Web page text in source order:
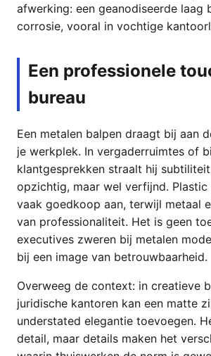
afwerking: een geanodiseerde laag
corrosie, vooral in vochtige
Een professionele
bureau
Een metalen balpen draagt bij aan
je werkplek. In vergaderruimtes of
klantgesprekken straalt hij
opzichtig, maar wel verfijnd. Plastic
vaak goedkoop aan, terwijl metaal
van professionaliteit. Het is geen
executives zweren bij metalen
bij een image van betrouwbaarheid.
Overweeg de context: in creatieve
juridische kantoren kan een matte
understated elegantie toevoegen.
detail, maar details maken het